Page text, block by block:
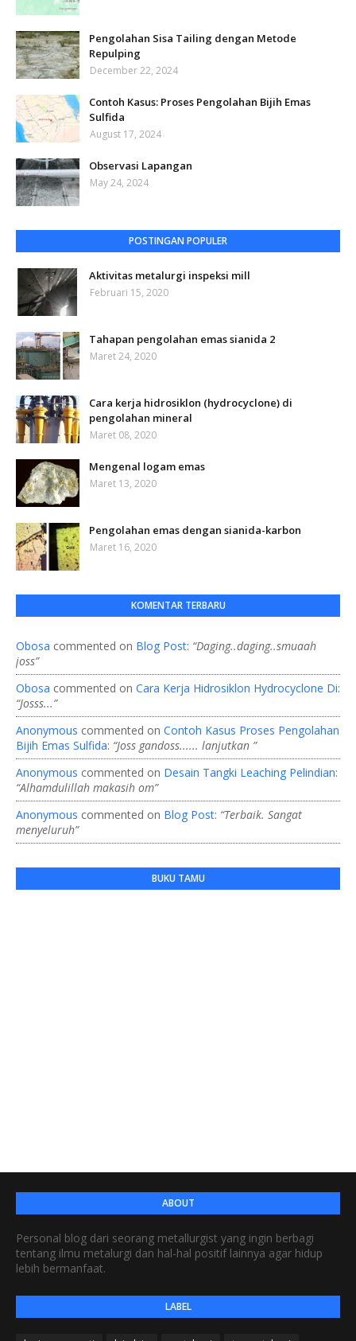
Pengolahan Sisa Tailing dengan Metode
Repulping
December 22, 2024
Contoh Kasus: Proses Pengolahan Bijih Emas
Sulfida
August 17, 2024
Observasi Lapangan
May 24, 2024
POSTINGAN POPULER
Aktivitas metalurgi inspeksi mill
Februari 15, 2020
Tahapan pengolahan emas sianida 2
Maret 24, 2020
Cara kerja hidrosiklon (hydrocyclone) di
pengolahan mineral
Maret 08, 2020
Mengenal logam emas
Maret 13, 2020
Pengolahan emas dengan sianida-karbon
Maret 16, 2020
KOMENTAR TERBARU
Obosa commented on Blog Post: “Daging..daging..smuaah
joss”
Obosa commented on Cara Kerja Hidrosiklon Hydrocyclone Di:
“Josss...”
Anonymous commented on Contoh Kasus Proses Pengolahan
Bijih Emas Sulfida: “Joss gandoss...... lanjutkan ”
Anonymous commented on Desain Tangki Leaching Pelindian:
“Alhamdulillah makasih om”
Anonymous commented on Blog Post: “Terbaik. Sangat
menyeluruh”
BUKU TAMU
ABOUT
Personal blog dari seorang metallurgist yang ingin berbagi
tentang ilmu metalurgi dan hal-hal positif lainnya agar hidup
lebih bermanfaat.
LABEL